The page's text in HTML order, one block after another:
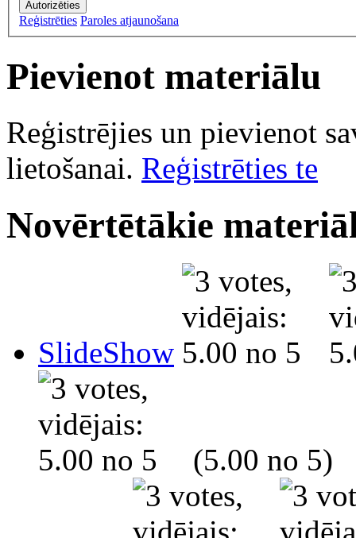
Autorizēties
Reģistrēties Paroles atjaunošana
Pievienot materiālu
Reģistrējies un pievienot
lietošanai. Reģistrēties te
Novērtētākie
SlideShow
(5.00 no 5)